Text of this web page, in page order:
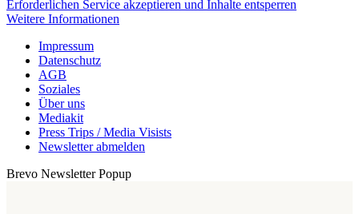
Erforderlichen Service akzeptieren und Inhalte entsperren
Weitere Informationen
Impressum
Datenschutz
AGB
Soziales
Über uns
Mediakit
Press Trips / Media Visists
Newsletter abmelden
Brevo Newsletter Popup